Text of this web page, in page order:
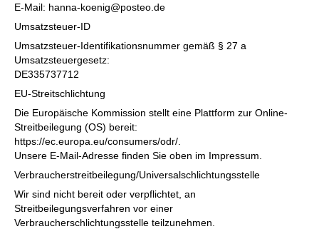
E-Mail: hanna-koenig@posteo.de
Umsatzsteuer-ID
Umsatzsteuer-Identifikationsnummer gemäß § 27 a
Umsatzsteuergesetz:
DE335737712
EU-Streitschlichtung
Die Europäische Kommission stellt eine Plattform zur Online-
Streitbeilegung (OS) bereit:
https://ec.europa.eu/consumers/odr/.
Unsere E-Mail-Adresse finden Sie oben im Impressum.
Verbraucherstreitbeilegung/Universalschlichtungsstelle
Wir sind nicht bereit oder verpflichtet, an
Streitbeilegungsverfahren vor einer
Verbraucherschlichtungsstelle teilzunehmen.